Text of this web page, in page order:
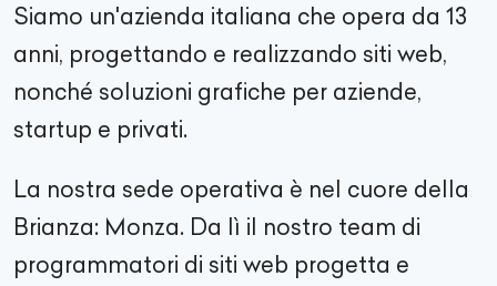
Siamo un'azienda italiana che opera da 13
anni, progettando e realizzando siti web,
nonché soluzioni grafiche per aziende,
startup e privati.
La nostra sede operativa è nel cuore della
Brianza: Monza. Da lì il nostro team di
programmatori di siti web progetta e